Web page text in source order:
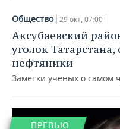
Общество 29 окт, 07:00
Аксубаевский
уголок
нефтяники
Заметки ученых о самом
ПРЕВЬЮ